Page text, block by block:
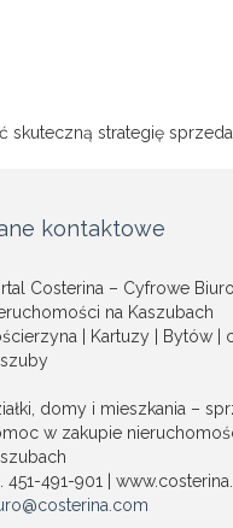
skuteczną strategię
kontaktowe
Costerina – Cyfrowe
na Kaszubach
| Kartuzy | Bytów |
domy i mieszkania –
w zakupie
451-491-901 |